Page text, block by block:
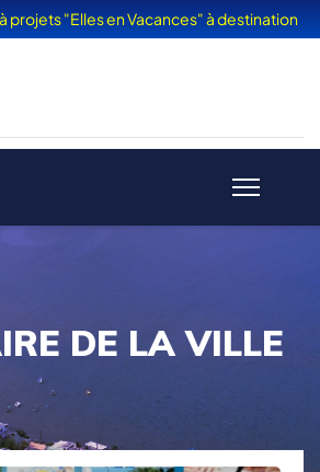
DE LA VILLE
projets "Elles en Vacances" à destination